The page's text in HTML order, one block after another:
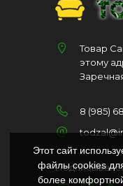
Товар
этому
8 (985)
Этот сайт
файлы cookies
более